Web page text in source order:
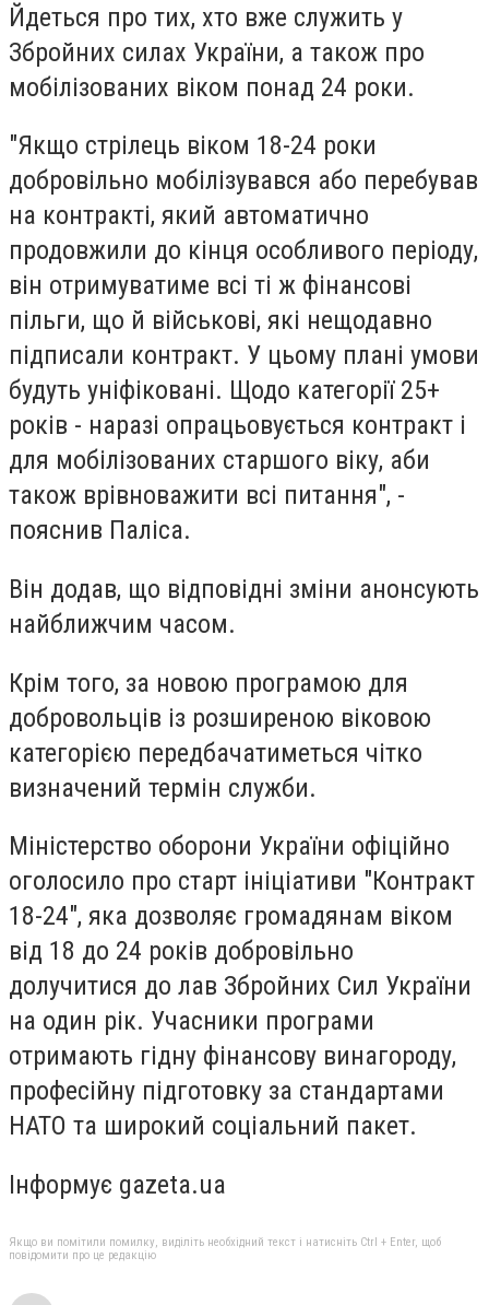
Йдеться про тих, хто вже служить у
Збройних силах України, а також про
мобілізованих віком понад 24 роки.
"Якщо стрілець віком 18-24 роки
добровільно мобілізувався або перебував
на контракті, який автоматично
продовжили до кінця особливого періоду,
він отримуватиме всі ті ж фінансові
пільги, що й військові, які нещодавно
підписали контракт. У цьому плані умови
будуть уніфіковані. Щодо категорії 25+
років - наразі опрацьовується контракт і
для мобілізованих старшого віку, аби
також врівноважити всі питання", -
пояснив Паліса.
Він додав, що відповідні зміни анонсують
найближчим часом.
Крім того, за новою програмою для
добровольців із розширеною віковою
категорією передбачатиметься чітко
визначений термін служби.
Міністерство оборони України офіційно
оголосило про старт ініціативи "Контракт
18-24", яка дозволяє громадянам віком
від 18 до 24 років добровільно
долучитися до лав Збройних Сил України
на один рік. Учасники програми
отримають гідну фінансову винагороду,
професійну підготовку за стандартами
НАТО та широкий соціальний пакет.
Інформує gazeta.ua
Якщо ви помітили помилку, виділіть необхідний текст і натисніть Ctrl + Enter, щоб
повідомити про це редакцію